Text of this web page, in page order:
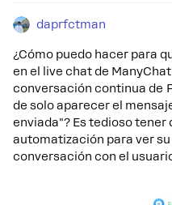
daprfctman
¿Cómo puedo hacer para
en el live chat de
conversación continua de
de solo aparecer el
enviada"? Es tedioso tener
automatización para ver
conversación con el